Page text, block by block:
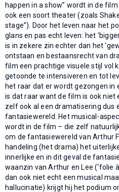
happen in a show” wordt in de
ook een soort theater (zoals
stage”). Door het leven naar het
glans en pas echt leven: het
is in zekere zin echter dan het
ontstaan en bestaansrecht van
film een prachtige visuele stijl vol
getoonde te intensiveren en tot
het raar dat er wordt gezongen
is dat raar want de film is ook niet
zelf ook al een dramatisering dus
fantasiewereld. Het musical-
wordt in de film – die zelf
om de fantasiewereld van Arthur
handeling (het drama) het
innerlijke en in dit geval de
waanzin van Arthur en Lee (‘folie
dan ook niet echt een musical
hallucinatie) krijgt hij het podium